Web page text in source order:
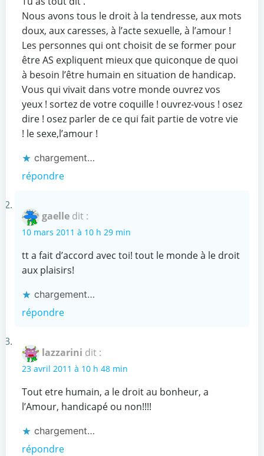
Nous avons tous le droit à la tendresse, aux mots
doux, aux caresses, à l’acte sexuelle, à l’amour !
Les personnes qui ont choisit de se former pour
être AS expliquent mieux que quiconque de quoi
à besoin l’être humain en situation de handicap.
Vous qui vivait dans votre monde ouvrez vos
yeux ! sortez de votre coquille ! ouvrez-vous ! osez
dire ! osez parler de ce qui fait partie de votre vie
! le sexe,l’amour !
chargement…
répondre
gaelle dit :
10 mars 2011 à 10 h 29 min
tt a fait d’accord avec toi! tout le monde à le droit
aux plaisirs!
chargement…
répondre
lazzarini dit :
23 avril 2011 à 10 h 48 min
Tout etre humain, a le droit au bonheur, a
l’Amour, handicapé ou non!!!!
chargement…
répondre